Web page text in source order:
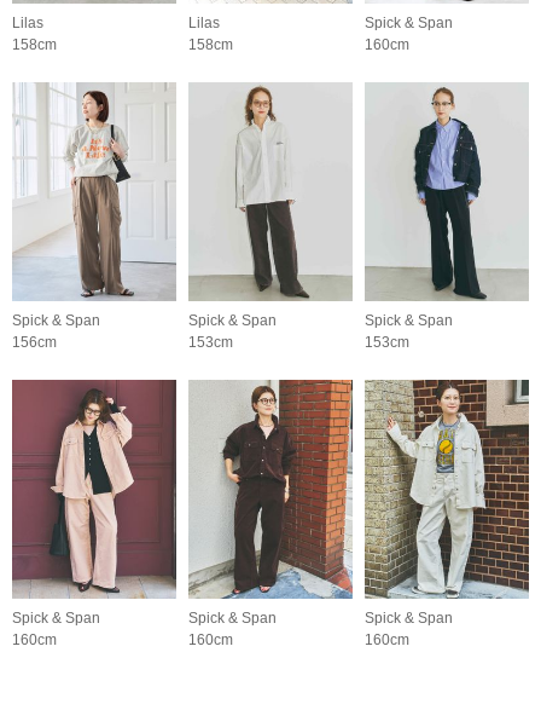
Lilas
158cm
Lilas
158cm
Spick & Span
160cm
Spick & Span
156cm
Spick & Span
153cm
Spick & Span
153cm
Spick & Span
160cm
Spick & Span
160cm
Spick & Span
160cm